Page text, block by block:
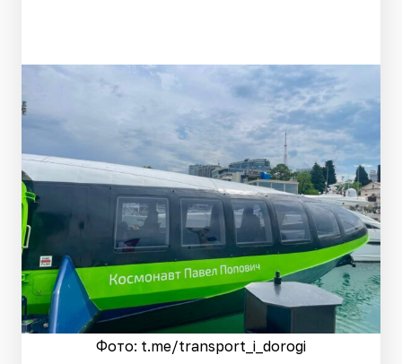
Фото: t.me/transport_i_dorogi